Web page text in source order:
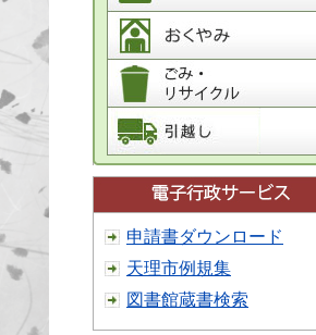
申請書ダウンロード
天理市例規集
図書館蔵書検索